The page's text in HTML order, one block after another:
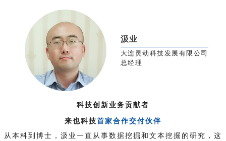
汲业
大连灵动科技发展有限公司
总经理
科技创新业务贡献者
来也科技首家合作交付伙伴
从本科到博士，汲业一直从事数据挖掘和文本挖掘的研究，这